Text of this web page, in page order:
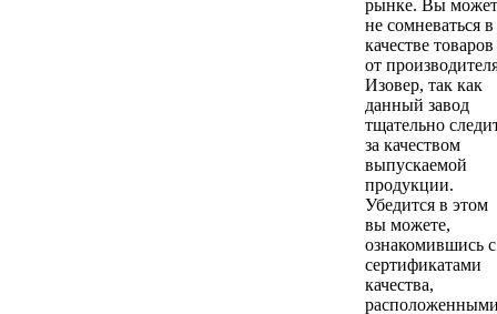
рынке. Вы
не сомневаться в
качестве товаров
от
Изовер, так как
данный завод
тщательно
за качеством
выпускаемой
продукции.
Убедится в этом
вы можете,
ознакомившись с
сертификатами
качества,